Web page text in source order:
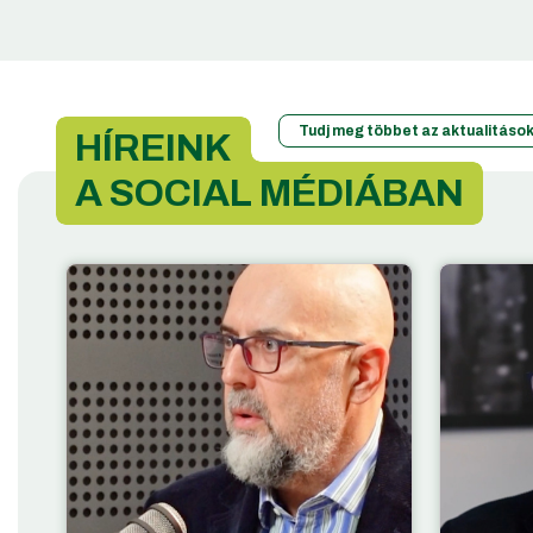
HÍREINK
A SOCIAL MÉDIÁBAN
Tudj meg többet az